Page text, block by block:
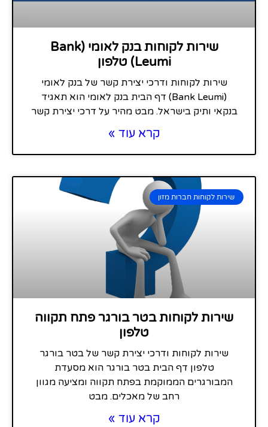
שירות לקוחות בנק לאומי (Bank
Leumi) טלפון
שירות לקוחות ודרכי יצירת קשר של בנק לאומי
(Bank Leumi) דף הבית בנק לאומי הוא תאגיד
בנקאי ותיק בישראל. מבט מהיר על דרכי יצירת קשר
קרא עוד »
שירות לקוחות חברות מזון
שירות לקוחות בטר בורגר פתח תקווה
טלפון
שירות לקוחות ודרכי יצירת קשר של בטר בורגר
טלפון דף הבית בטר בורגר הוא מסעדת
המבורגרים הממוקמת בפתח תקווה ומציעה מגוון
רחב של מאכלים. מבט
קרא עוד »